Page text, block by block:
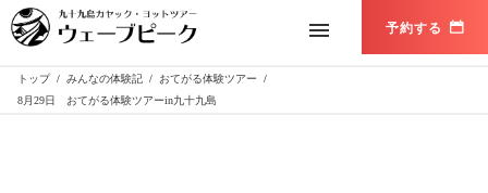
トップ / みんなの体験記 / おてがる体験ツアー
/
8月29日 おてがる体験ツアーin九十九島